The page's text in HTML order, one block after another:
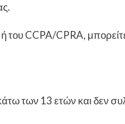
του CCPA/CPRA,
των 13 ετών και δεν